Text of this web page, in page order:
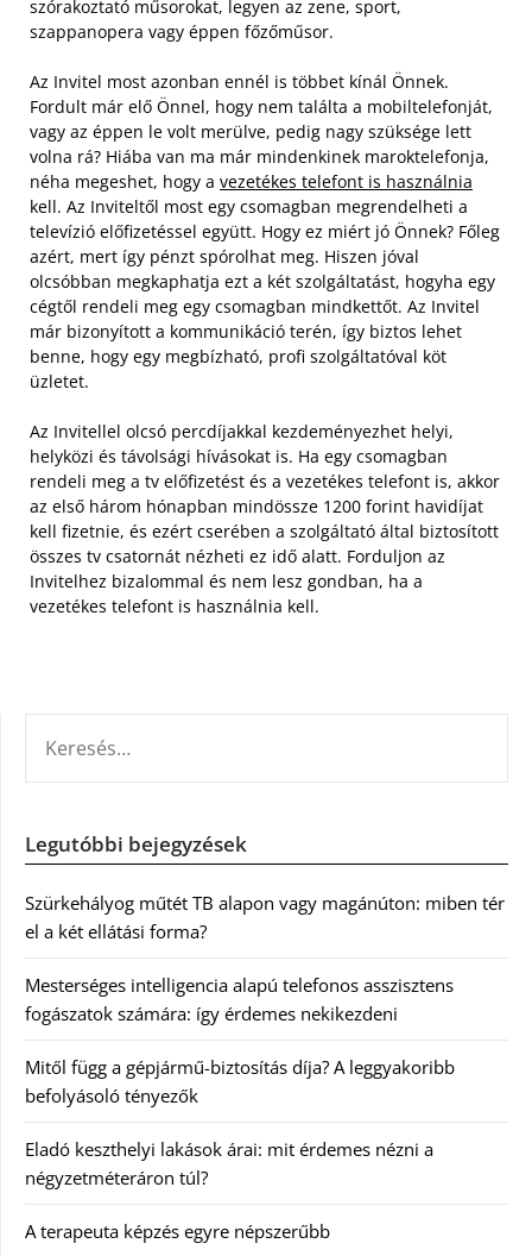
szórakoztató műsorokat, legyen az zene, sport,
szappanopera vagy éppen főzőműsor.
Az Invitel most azonban ennél is többet kínál Önnek.
Fordult már elő Önnel, hogy nem találta a mobiltelefonját,
vagy az éppen le volt merülve, pedig nagy szüksége lett
volna rá? Hiába van ma már mindenkinek maroktelefonja,
néha megeshet, hogy a vezetékes telefont is használnia
kell. Az Inviteltől most egy csomagban megrendelheti a
televízió előfizetéssel együtt. Hogy ez miért jó Önnek? Főleg
azért, mert így pénzt spórolhat meg. Hiszen jóval
olcsóbban megkaphatja ezt a két szolgáltatást, hogyha egy
cégtől rendeli meg egy csomagban mindkettőt. Az Invitel
már bizonyított a kommunikáció terén, így biztos lehet
benne, hogy egy megbízható, profi szolgáltatóval köt
üzletet.
Az Invitellel olcsó percdíjakkal kezdeményezhet helyi,
helyközi és távolsági hívásokat is. Ha egy csomagban
rendeli meg a tv előfizetést és a vezetékes telefont is, akkor
az első három hónapban mindössze 1200 forint havidíjat
kell fizetnie, és ezért cserében a szolgáltató által biztosított
összes tv csatornát nézheti ez idő alatt. Forduljon az
Invitelhez bizalommal és nem lesz gondban, ha a
vezetékes telefont is használnia kell.
Legutóbbi bejegyzések
Szürkehályog műtét TB alapon vagy magánúton: miben tér
el a két ellátási forma?
Mesterséges intelligencia alapú telefonos asszisztens
fogászatok számára: így érdemes nekikezdeni
Mitől függ a gépjármű-biztosítás díja? A leggyakoribb
befolyásoló tényezők
Eladó keszthelyi lakások árai: mit érdemes nézni a
négyzetméteráron túl?
A terapeuta képzés egyre népszerűbb